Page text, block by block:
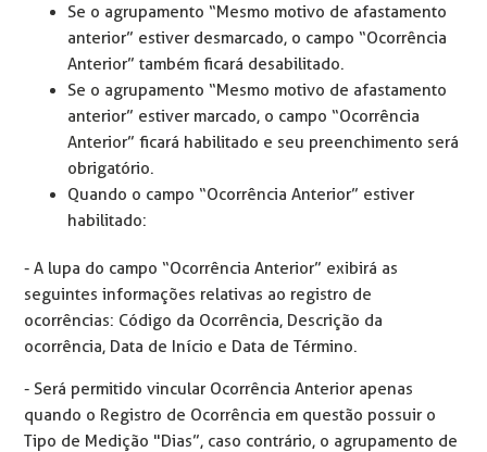
Se o agrupamento “Mesmo motivo de afastamento
anterior” estiver desmarcado, o campo “Ocorrência
Anterior” também ficará desabilitado.
Se o agrupamento “Mesmo motivo de afastamento
anterior” estiver marcado, o campo “Ocorrência
Anterior” ficará habilitado e seu preenchimento será
obrigatório.
Quando o campo “Ocorrência Anterior” estiver
habilitado:
- A lupa do campo “Ocorrência Anterior” exibirá as
seguintes informações relativas ao registro de
ocorrências: Código da Ocorrência, Descrição da
ocorrência, Data de Início e Data de Término.
- Será permitido vincular Ocorrência Anterior apenas
quando o Registro de Ocorrência em questão possuir o
Tipo de Medição "Dias”, caso contrário, o agrupamento de